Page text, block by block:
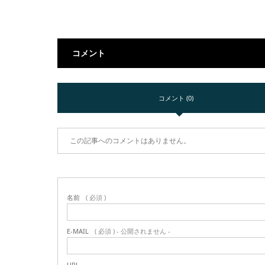
コメント
コメント (0)
この記事へのコメントはありません。
名前 ( 必須 )
E-MAIL ( 必須 ) - 公開されません -